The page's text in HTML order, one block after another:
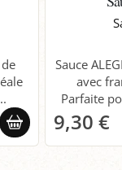
Sauce
avec
Parfaite
9,30 €